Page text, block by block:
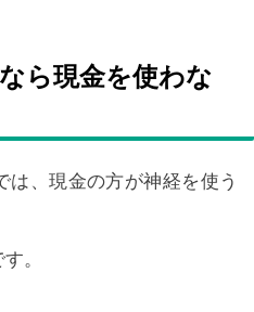
ら現金を使わな
は、現金の方が神経を使う
。